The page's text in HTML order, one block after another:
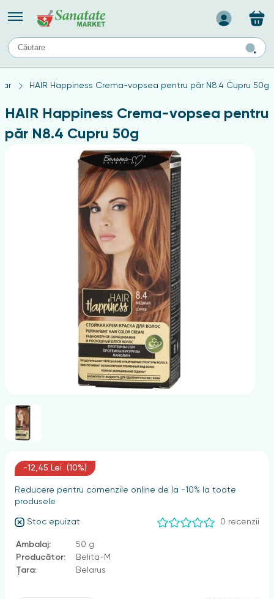
Назад
TIPURI DE TEN
Produse pentru ten mixt
Ten problematic
Produse pentru ten gras
HAIR Happiness Crema-vopsea pentru păr N8.4 Cupru 50g
HAIR Happiness Crema-vopsea pentru
păr N8.4 Cupru 50g
-12,45 Lei (10%)
Reducere pentru comenzile online de la -10% la toate
produsele
Stoc epuizat 0 recenzii
Ambalaj:
50 g
Producător:
Belita-M
Țara:
Belarus